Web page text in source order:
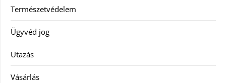
Természetvédelem
Ügyvéd jog
Utazás
Vásárlás